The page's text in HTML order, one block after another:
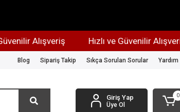
Alışveriş Hızlı ve Güvenilir Alışveriş
Blog Sipariş Takip Sıkça Sorulan Sorular Yardım
Giriş Yap
Üye Ol
0